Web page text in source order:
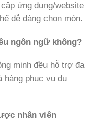
ứng dụng/website
dễ dàng chọn món.
ngôn ngữ không?
minh đều hỗ trợ đa
hàng phục vụ du
nhân viên